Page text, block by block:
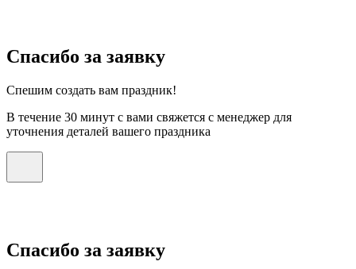
Спасибо за заявку
Спешим создать вам праздник!
В течение 30 минут с вами свяжется с менеджер для
уточнения деталей вашего праздника
Спасибо за заявку